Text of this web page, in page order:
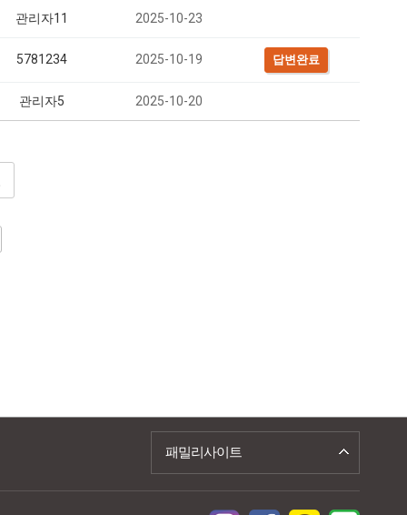
관리자11 2025-10-23
5781234 2025-10-19 답변완료
관리자5 2025-10-20
패밀리사이트